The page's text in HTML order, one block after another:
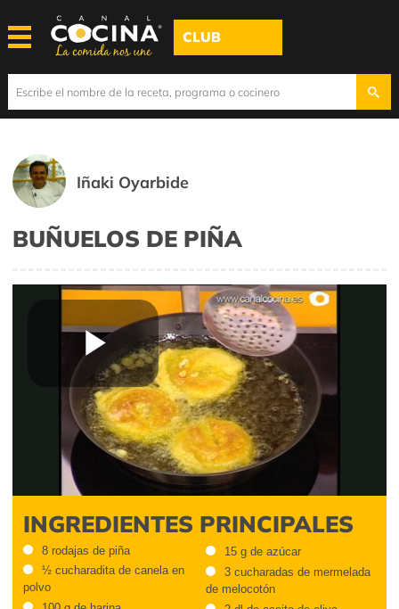
CLUB
Iñaki Oyarbide
BUÑUELOS DE PIÑA
Play
Video
INGREDIENTES PRINCIPALES
8 rodajas de piña
½ cucharadita de canela en
polvo
15 g de azúcar
3 cucharadas de mermelada
de melocotón